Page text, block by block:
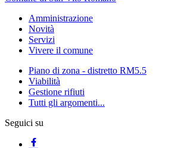
Amministrazione
Novità
Servizi
Vivere il comune
Piano di zona - distretto RM5.5
Viabilità
Gestione rifiuti
Tutti gli argomenti...
Seguici su